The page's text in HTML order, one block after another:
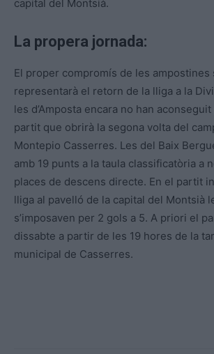
capital del Montsià.
La propera jornada:
El proper compromís de les ampostines
representarà el retorn de la lliga a la
les d’Amposta encara no han
partit que obrirà la segona volta del
Montepio Casserres. Les del Baix
amb 19 punts a la taula classificatòria a
places de descens directe. En el partit
lliga al pavelló de la capital del Montsià
s’imposaven per 2 gols a 5. A priori el
dissabte a partir de les 19 hores de la
municipal de Casserres.